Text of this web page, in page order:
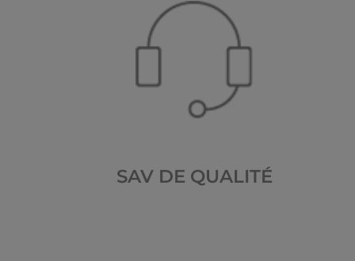
SAV DE QUALITÉ